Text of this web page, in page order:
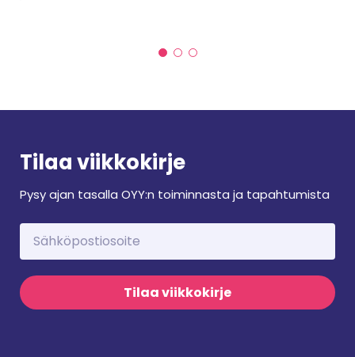
Tilaa viikkokirje
Pysy ajan tasalla OYY:n toiminnasta ja tapahtumista
Tilaa viikkokirje